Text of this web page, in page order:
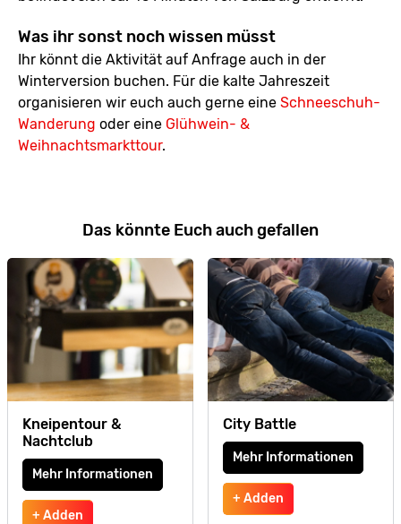
Was ihr sonst noch wissen müsst
Ihr könnt die Aktivität auf Anfrage auch in der
Winterversion buchen. Für die kalte Jahreszeit
organisieren wir euch auch gerne eine Schneeschuh-
Wanderung oder eine Glühwein- &
Weihnachtsmarkttour.
Das könnte Euch auch gefallen
Kneipentour &
Nachtclub
Mehr Informationen
+ Adden
City Battle
Mehr Informationen
+ Adden